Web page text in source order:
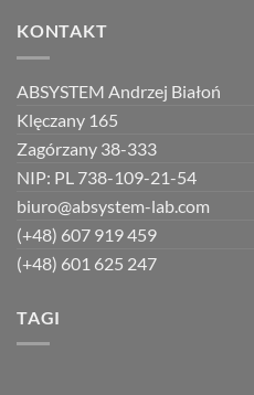
KONTAKT
ABSYSTEM Andrzej Białoń
Klęczany 165
Zagórzany 38-333
NIP: PL 738-109-21-54
biuro@absystem-lab.com
(+48) 607 919 459
(+48) 601 625 247
TAGI